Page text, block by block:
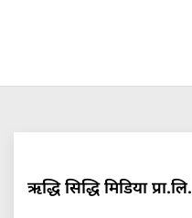
ऋद्धि सिद्धि मिडिया प्रा.लि.